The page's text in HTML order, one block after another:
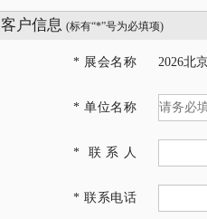
客户信息 (标有“*”号为必填项)
* 展会名称 2026北
* 单位名称
* 联系人
* 联系电话